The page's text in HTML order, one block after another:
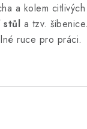
a kolem
stůl a tzv.
ruce pro práci.